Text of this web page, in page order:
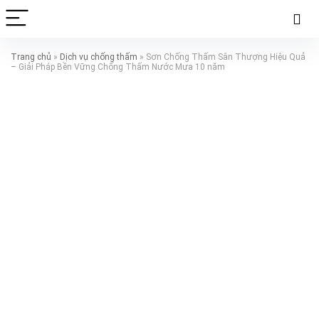
Trang chủ » Dịch vụ chống thấm » Sơn Chống Thấm Sân Thượng Hiệu Quả
– Giải Pháp Bền Vững Chống Thấm Nước Mưa 10 năm